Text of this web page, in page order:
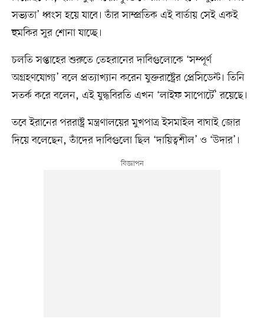
সভ্যতা’ ধ্বংস হয়ে যাবে। তাঁর সাম্প্রতিক এই বার্তায় সেই একই
হুমকির সুর শোনা যাচ্ছে।
চলতি সপ্তাহের শুরুতে তেহরানের দাবিগুলোকে ‘সম্পূর্ণ
অগ্রহণযোগ্য’ বলে প্রত্যাখ্যান করেন যুক্তরাষ্ট্রের প্রেসিডেন্ট। তিনি
সতর্ক করে বলেন, এই যুদ্ধবিরতি এখন ‘লাইফ সাপোর্টে’ রয়েছে।
তবে ইরানের পররাষ্ট্র মন্ত্রণালয়ের মুখপাত্র ইসমাইল বাঘাই জোর
দিয়ে বলেছেন, তাঁদের দাবিগুলো ছিল ‘দায়িত্বশীল’ ও ‘উদার’।